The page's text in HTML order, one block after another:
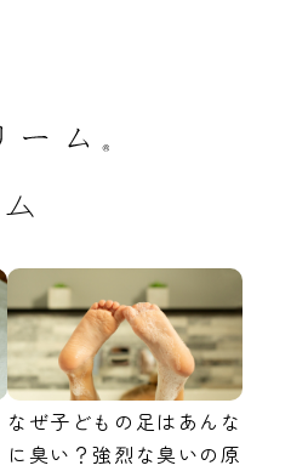
なぜ子どもの足はあんな
に臭い？強烈な臭いの原